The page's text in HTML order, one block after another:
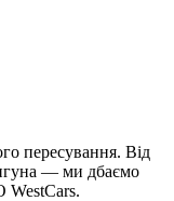
пересування. Від
— ми дбаємо
WestCars.